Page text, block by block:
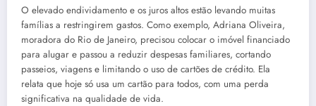
O elevado endividamento e os juros altos estão levando muitas
famílias a restringirem gastos. Como exemplo, Adriana Oliveira,
moradora do Rio de Janeiro, precisou colocar o imóvel financiado
para alugar e passou a reduzir despesas familiares, cortando
passeios, viagens e limitando o uso de cartões de crédito. Ela
relata que hoje só usa um cartão para todos, com uma perda
significativa na qualidade de vida.